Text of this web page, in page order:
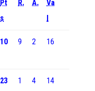
Pt
s
R. A.
Va
10 9 2 16
23 1 4 14